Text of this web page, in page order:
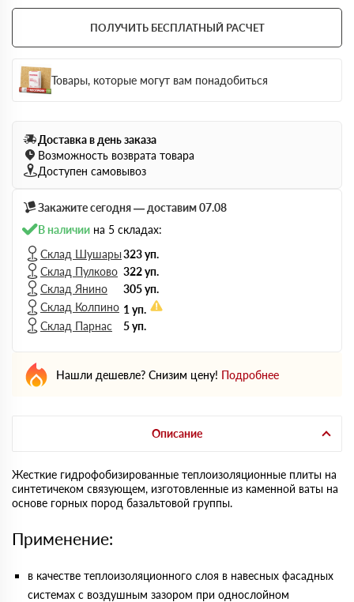
ПОЛУЧИТЬ БЕСПЛАТНЫЙ РАСЧЕТ
Товары, которые могут вам понадобиться
Доставка в день заказа
Возможность возврата товара
Доступен самовывоз
Закажите сегодня — доставим 07.08
В наличии на 5 складах:
Склад Шушары323 уп.
Склад Пулково 322 уп.
Склад Янино
305 уп.
Склад Колпино 1 уп.
Склад Парнас
5 уп.
Нашли дешевле? Снизим цену! Подробнее
Описание
Жесткие гидрофобизированные теплоизоляционные плиты на
синтетичеком связующем, изготовленные из каменной ваты на
основе горных пород базальтовой группы.
Применение:
в качестве теплоизоляционного слоя в навесных фасадных
системах с воздушным зазором при однослойном